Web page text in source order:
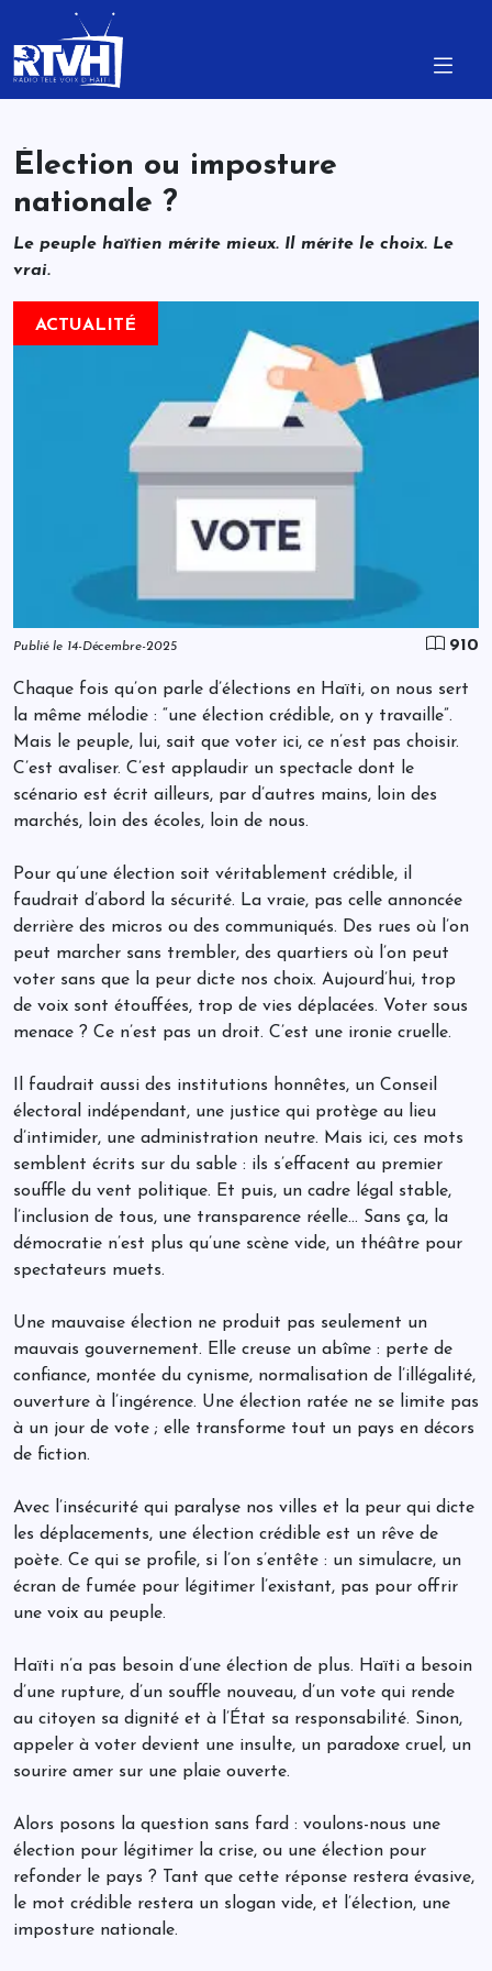
Élection ou imposture
nationale ?
Le peuple haïtien mérite mieux. Il mérite le choix. Le
vrai.
ACTUALITÉ
Publié le 14-Décembre-2025 910
Chaque fois qu’on parle d’élections en Haïti, on nous sert
la même mélodie : “une élection crédible, on y travaille”.
Mais le peuple, lui, sait que voter ici, ce n’est pas choisir.
C’est avaliser. C’est applaudir un spectacle dont le
scénario est écrit ailleurs, par d’autres mains, loin des
marchés, loin des écoles, loin de nous.
Pour qu’une élection soit véritablement crédible, il
faudrait d’abord la sécurité. La vraie, pas celle annoncée
derrière des micros ou des communiqués. Des rues où l’on
peut marcher sans trembler, des quartiers où l’on peut
voter sans que la peur dicte nos choix. Aujourd’hui, trop
de voix sont étouffées, trop de vies déplacées. Voter sous
menace ? Ce n’est pas un droit. C’est une ironie cruelle.
Il faudrait aussi des institutions honnêtes, un Conseil
électoral indépendant, une justice qui protège au lieu
d’intimider, une administration neutre. Mais ici, ces mots
semblent écrits sur du sable : ils s’effacent au premier
souffle du vent politique. Et puis, un cadre légal stable,
l’inclusion de tous, une transparence réelle… Sans ça, la
démocratie n’est plus qu’une scène vide, un théâtre pour
spectateurs muets.
Une mauvaise élection ne produit pas seulement un
mauvais gouvernement. Elle creuse un abîme : perte de
confiance, montée du cynisme, normalisation de l’illégalité,
ouverture à l’ingérence. Une élection ratée ne se limite pas
à un jour de vote ; elle transforme tout un pays en décors
de fiction.
Avec l’insécurité qui paralyse nos villes et la peur qui dicte
les déplacements, une élection crédible est un rêve de
poète. Ce qui se profile, si l’on s’entête : un simulacre, un
écran de fumée pour légitimer l’existant, pas pour offrir
une voix au peuple.
Haïti n’a pas besoin d’une élection de plus. Haïti a besoin
d’une rupture, d’un souffle nouveau, d’un vote qui rende
au citoyen sa dignité et à l’État sa responsabilité. Sinon,
appeler à voter devient une insulte, un paradoxe cruel, un
sourire amer sur une plaie ouverte.
Alors posons la question sans fard : voulons-nous une
élection pour légitimer la crise, ou une élection pour
refonder le pays ? Tant que cette réponse restera évasive,
le mot crédible restera un slogan vide, et l’élection, une
imposture nationale.